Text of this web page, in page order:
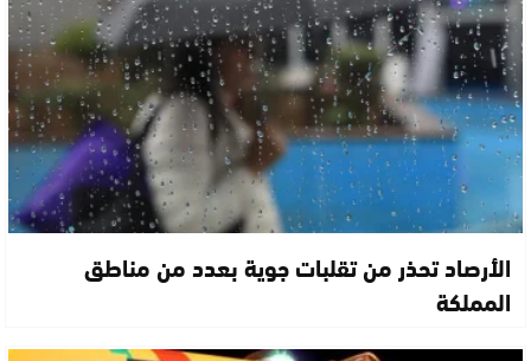
الأرصاد تحذر من تقلبات جوية بعدد من مناطق
المملكة